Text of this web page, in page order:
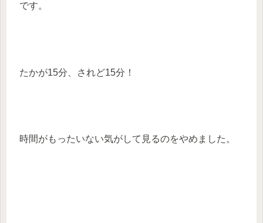
です。
たかが15分、されど15分！
時間がもったいない気がして見るのをやめました。